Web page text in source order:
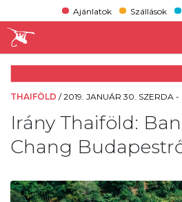
Ajánlatok Szállások
THAIFÖLD /2019. JANUÁR 30. SZERDA -
Irány Thaiföld:
Chang